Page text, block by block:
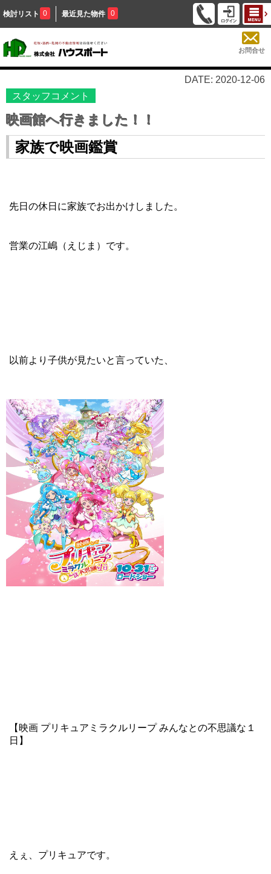
検討リスト 0 最近見た物件 0
お問合せ
DATE: 2020-12-06
スタッフコメント
映画館へ行きました！！
家族で映画鑑賞
先日の休日に家族でお出かけしました。
営業の江嶋（えじま）です。
以前より子供が見たいと言っていた、
【映画 プリキュアミラクルリープ みんなとの不思議な１
日】
えぇ、プリキュアです。